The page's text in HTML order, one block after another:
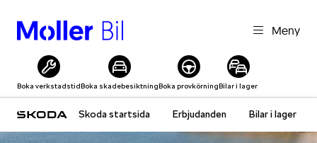
Meny
Boka verkstadstidBoka skadebesiktningBoka provkörningBilar i lager
Skoda startsida Erbjudanden Bilar i lager